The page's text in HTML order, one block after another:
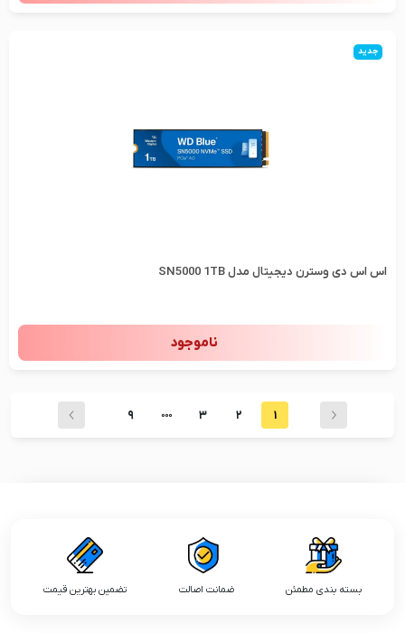
جدید
اس اس دی وسترن دیجیتال مدل SN5000 1TB
ناموجود
1
2
3
9
بسته بندی مطمئن ضمانت اصالت تضمین بهترین قیمت